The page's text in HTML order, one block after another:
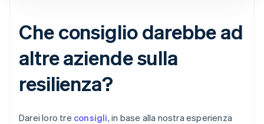
Che consiglio darebbe ad
altre aziende sulla
resilienza?
Darei loro tre consigli, in base alla nostra esperienza